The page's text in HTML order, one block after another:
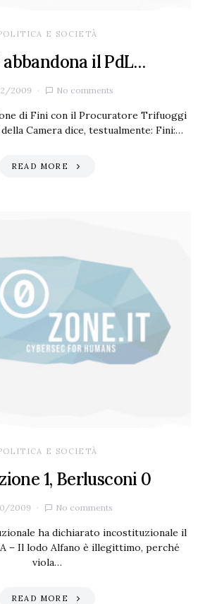
E SOCIETÀ
abbandona il PdL…
2009 No comments
di Fini con il Procuratore Trifuoggi
Camera dice, testualmente: Fini:…
READ MORE
E SOCIETÀ
1, Berlusconi 0
2009 No comments
ha dichiarato incostituzionale il
– Il lodo Alfano è illegittimo, perché
viola…
READ MORE